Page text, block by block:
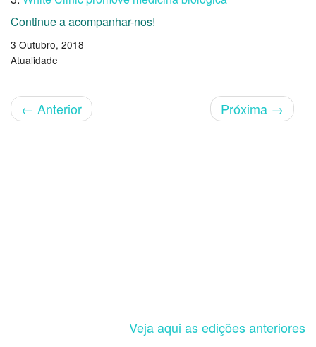
Continue a acompanhar-nos!
3 Outubro, 2018
Atualidade
← Anterior Próxima →
Veja aqui as edições anteriores